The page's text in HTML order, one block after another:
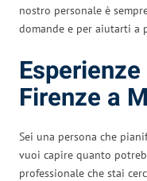
nostro personale è
domande e per aiutarti a
Firenze a
Sei una persona che
vuoi capire quanto
professionale che stai